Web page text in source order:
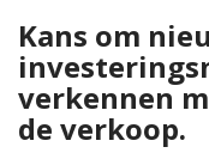
Kans om
verkennen
de verkoop.